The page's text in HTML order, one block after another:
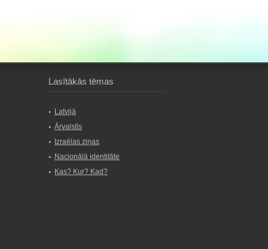
Lasītākās tēmas
Latvijā
Ārvalstīs
Izraēlas ziņas
Nacionālā identitāte
Kas? Kur? Kad?